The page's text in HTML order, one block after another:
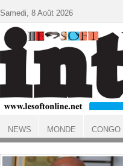
ACCUEIL
Samedi, 8 Août 2026
NEWS MONDE CONGO